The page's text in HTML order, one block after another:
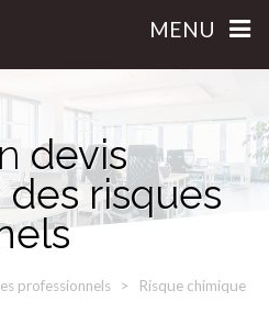
MENU
devis
risques
professionnels
Risque chimique